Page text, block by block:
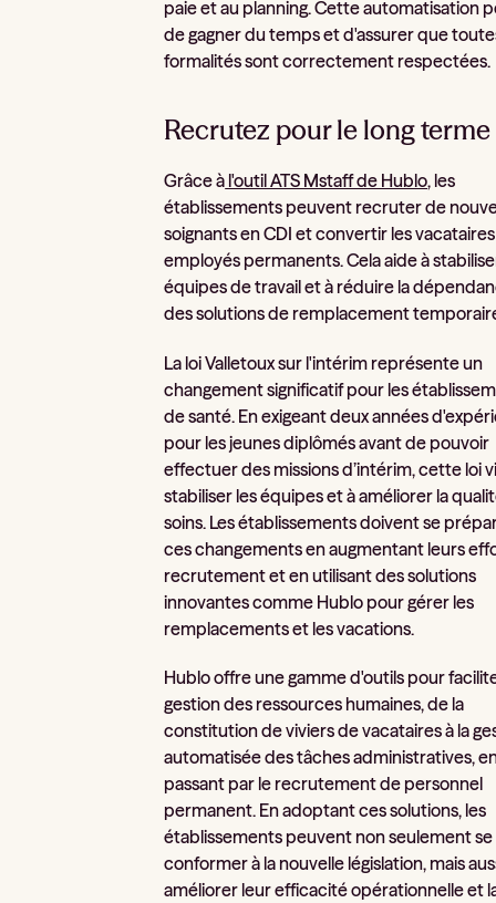
paie et au planning. Cette automatisation
de gagner du temps et d'assurer que
formalités sont correctement respectées.
Recrutez pour le long terme
Grâce à l'outil ATS Mstaff de Hublo, les
établissements peuvent recruter de
soignants en CDI et convertir les
employés permanents. Cela aide à
équipes de travail et à réduire la
des solutions de remplacement
La loi Valletoux sur l'intérim représente un
changement significatif pour les
de santé. En exigeant deux années
pour les jeunes diplômés avant de pouvoir
effectuer des missions d’intérim, cette loi
stabiliser les équipes et à améliorer la
soins. Les établissements doivent se
ces changements en augmentant leurs
recrutement et en utilisant des solutions
innovantes comme Hublo pour gérer les
remplacements et les vacations.
Hublo offre une gamme d'outils pour
gestion des ressources humaines, de la
constitution de viviers de vacataires à la
automatisée des tâches administratives,
passant par le recrutement de personnel
permanent. En adoptant ces solutions, les
établissements peuvent non seulement se
conformer à la nouvelle législation, mais
améliorer leur efficacité opérationnelle et